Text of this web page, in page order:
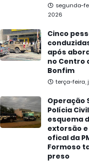
segunda-
2026
Cinco
após
no Centro
Bonfim
terça-feira,
Operação
Polícia
esquema
extorsão
ofical da
Formoso
preso